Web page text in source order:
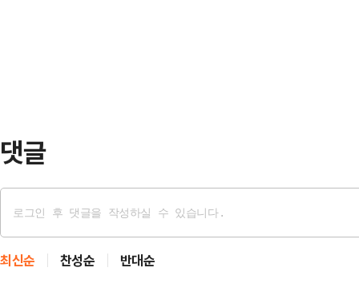
댓글
최신순 찬성순 반대순